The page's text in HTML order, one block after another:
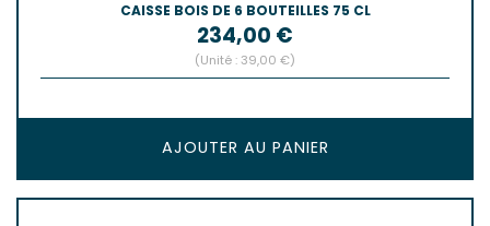
CAISSE BOIS DE 6 BOUTEILLES 75 CL
Prix
234,00 €
(Unité : 39,00 €)
AJOUTER AU PANIER